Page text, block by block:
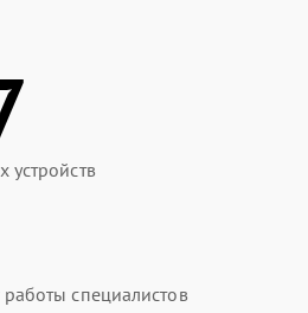
устройств
специалистов